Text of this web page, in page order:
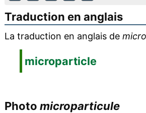
Traduction en anglais
La traduction en anglais de
microparticle
Photo microparticule